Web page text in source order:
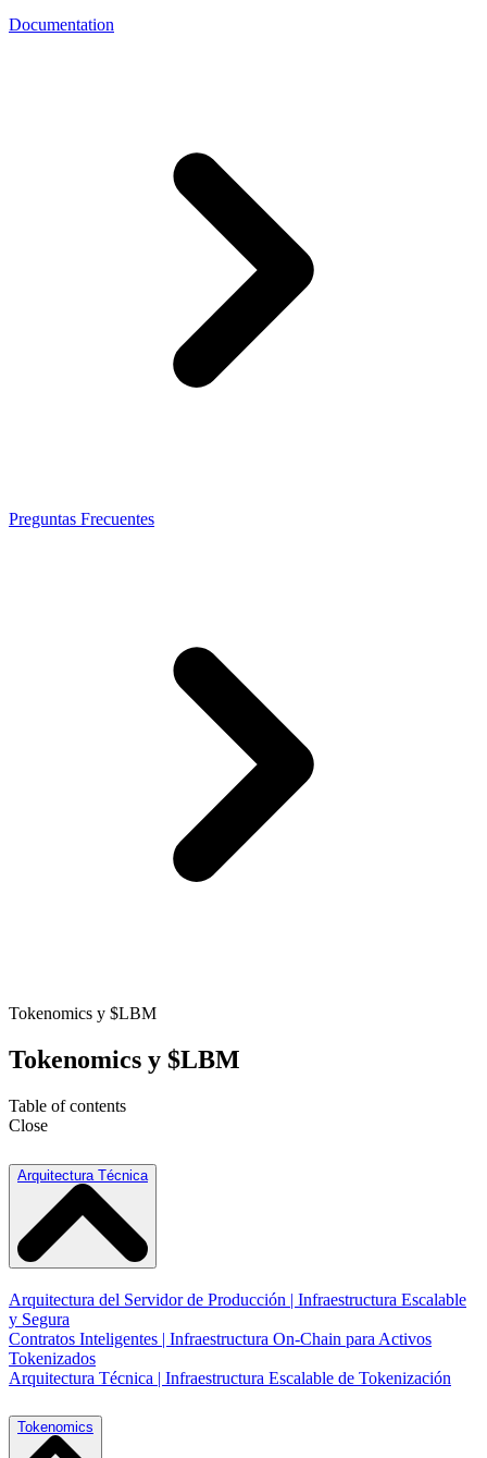
Documentation
Preguntas Frecuentes
Tokenomics y $LBM
Tokenomics y $LBM
Table of contents
Close
Arquitectura Técnica
Arquitectura del Servidor de Producción | Infraestructura Escalable
y Segura
Contratos Inteligentes | Infraestructura On-Chain para Activos
Tokenizados
Arquitectura Técnica | Infraestructura Escalable de Tokenización
Tokenomics